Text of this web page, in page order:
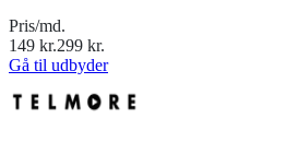
Pris/md.
149 kr.299 kr.
Gå til udbyder